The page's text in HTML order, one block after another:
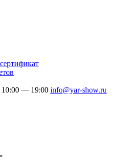
10:00 — 19:00 info@yar-show.ru